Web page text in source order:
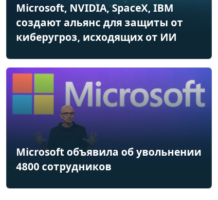
Microsoft, NVIDIA, SpaceX, IBM
создают альянс для защиты от
киберугроз, исходящих от ИИ
Microsoft объявила об увольнении
4800 сотрудников